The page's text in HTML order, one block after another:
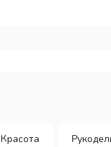
Красота